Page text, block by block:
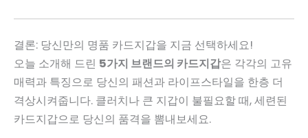
결론: 당신만의 명품 카드지갑을 지금 선택하세요!
오늘 소개해 드린 5가지 브랜드의 카드지갑은 각각의 고유
매력과 특징으로 당신의 패션과 라이프스타일을 한층 더
격상시켜줍니다. 클러치나 큰 지갑이 불필요할 때, 세련된
카드지갑으로 당신의 품격을 뽐내보세요.